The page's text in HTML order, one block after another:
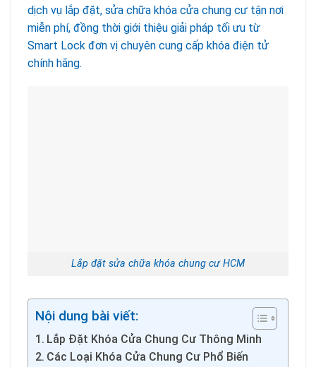
dịch vụ lắp đặt, sửa chữa khóa cửa chung cư tận nơi
miễn phí, đồng thời giới thiệu giải pháp tối ưu từ
Smart Lock đơn vị chuyên cung cấp khóa điện tử
chính hãng.
Lắp đặt sửa chữa khóa chung cư HCM
Nội dung bài viết:
Lắp Đặt Khóa Cửa Chung Cư Thông Minh
Các Loại Khóa Cửa Chung Cư Phổ Biến